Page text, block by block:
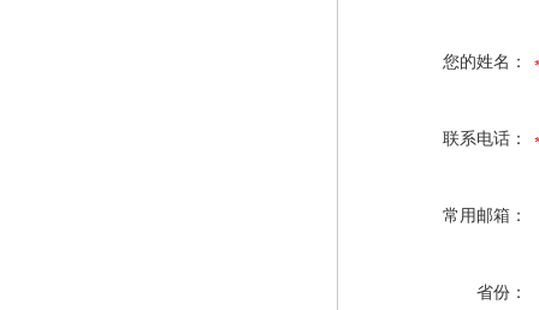
您的姓名：
联系电话：
常用邮箱：
省份：